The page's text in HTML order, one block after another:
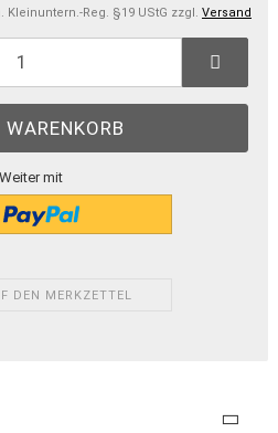
Reg. §19 UStG zzgl. Versand
Weiter mit
DEN MERKZETTEL